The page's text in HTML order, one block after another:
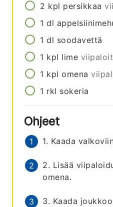
2 kpl persikkaa
1 dl
1 dl soodavettä
1 kpl lime
1 kpl omena
1 rkl sokeria
Ohjeet
1. Kaada
2. Lisää
omena.
3. Kaada